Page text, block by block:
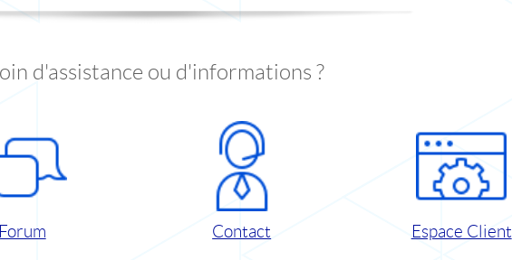
d'assistance ou d'informations ?
Forum Contact Espace Client